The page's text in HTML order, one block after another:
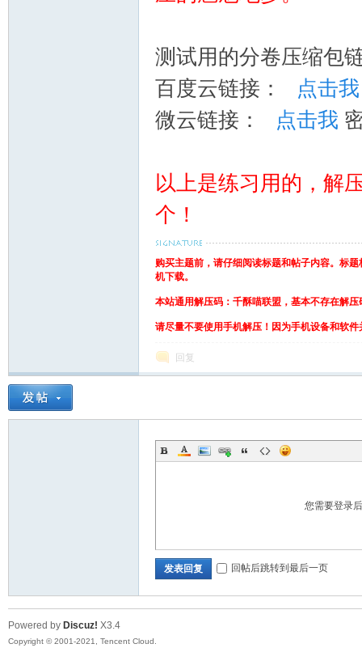
吗
测试用的分卷压缩包
百度云链接：
点击我
微云链接：
点击我
以上是练习用的，解
个！
购买主题前，请仔细阅读标题和帖子内容。标
机下载。
本站通用解压码：千酥喵联盟，基本不存在解
请尽量不要使用手机解压！因为手机设备和软
回复
您需要登录
发表回复 回帖后跳转到最后一页
Powered by Discuz! X3.4
Copyright © 2001-2021, Tencent Cloud.